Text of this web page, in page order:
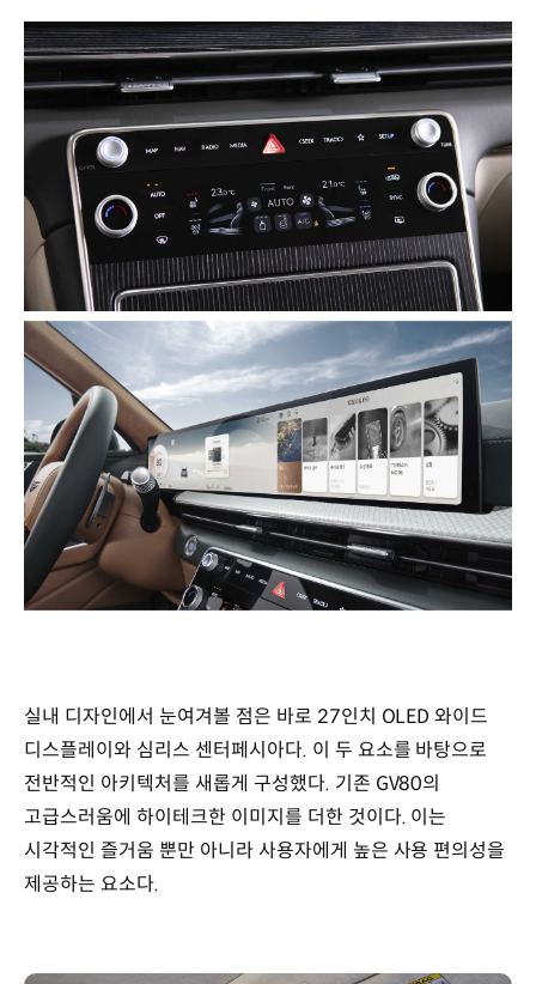
실내 디자인에서 눈여겨볼 점은 바로 27인치 OLED 와이드
디스플레이와 심리스 센터페시아다. 이 두 요소를 바탕으로
전반적인 아키텍처를 새롭게 구성했다. 기존 GV80의
고급스러움에 하이테크한 이미지를 더한 것이다. 이는
시각적인 즐거움 뿐만 아니라 사용자에게 높은 사용 편의성을
제공하는 요소다.